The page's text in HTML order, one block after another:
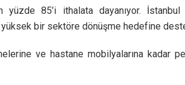
85’i ithalata dayanıyor. İstanbul
bir sektöre dönüşme hedefine
ve hastane mobilyalarına kadar